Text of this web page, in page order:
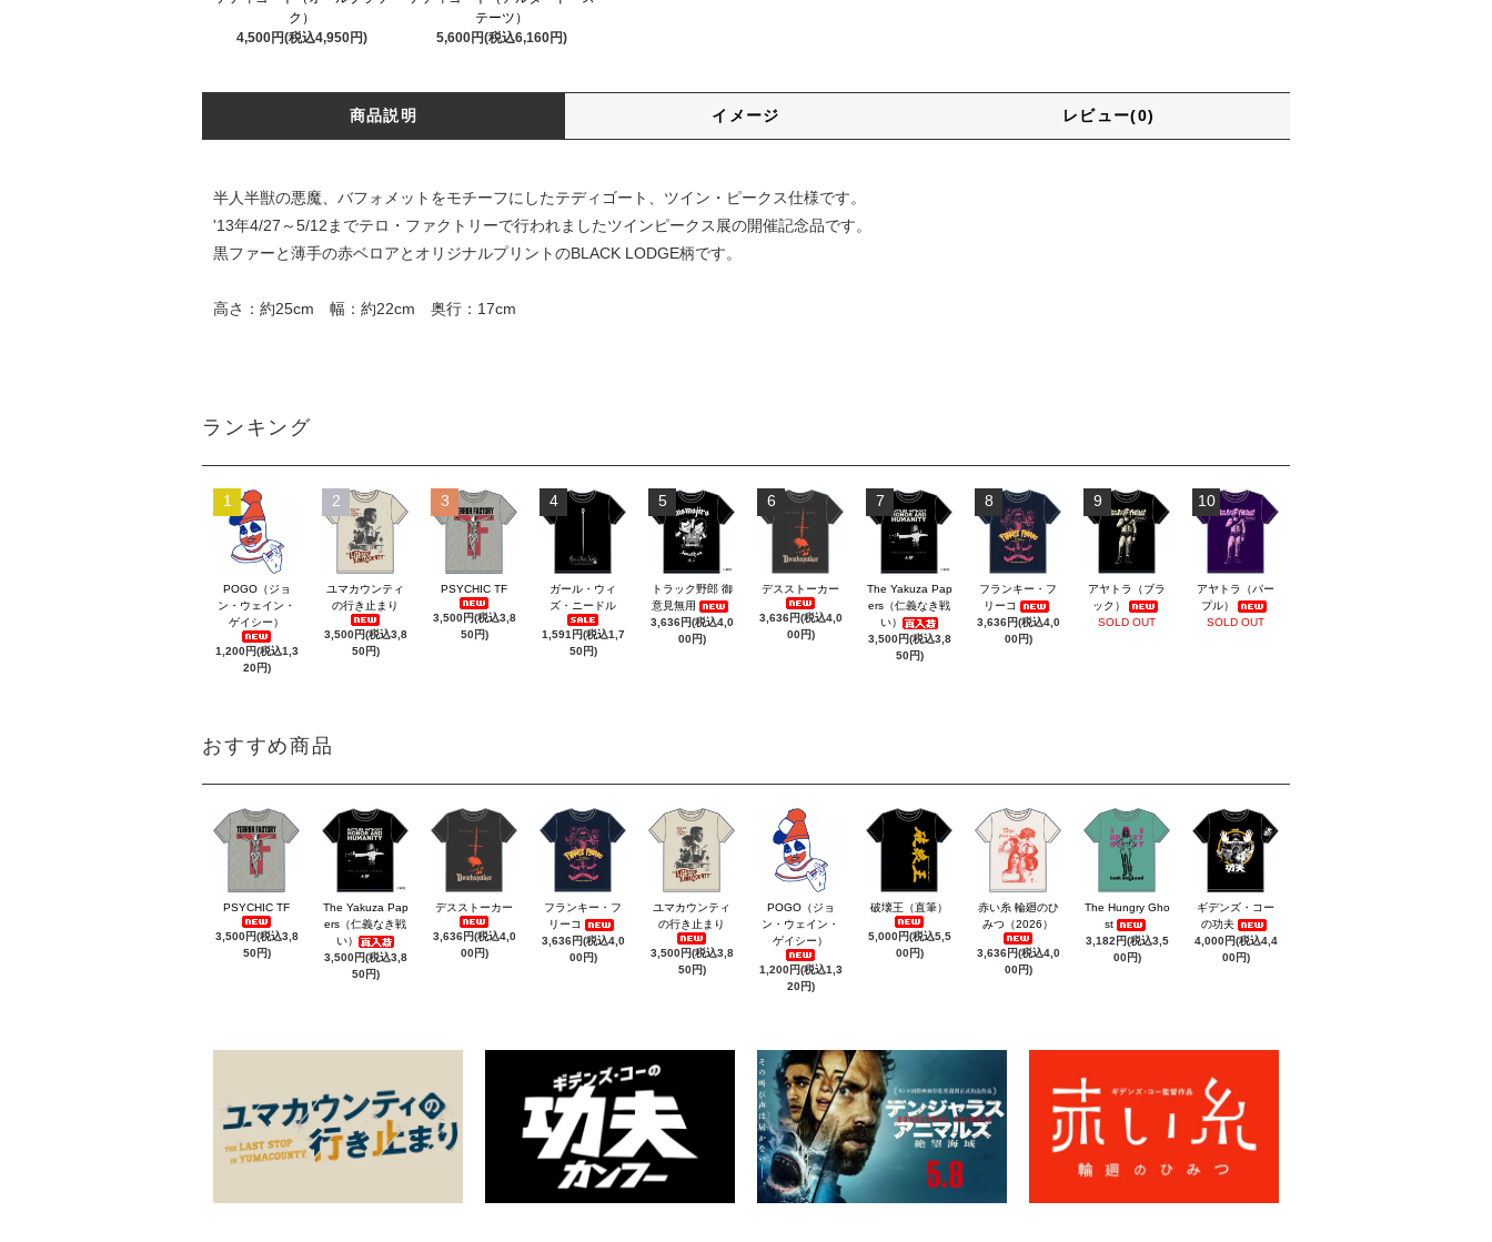
ク）
4,500円(税込4,950円)
テーツ）
5,600円(税込6,160円)
商品説明 イメージ レビュー(0)
半人半獣の悪魔、バフォメットをモチーフにしたテディゴート、ツイン・ピークス仕様です。
'13年4/27～5/12までテロ・ファクトリーで行われましたツインピークス展の開催記念品です。
黒ファーと薄手の赤ベロアとオリジナルプリントのBLACK LODGE柄です。
高さ：約25cm 幅：約22cm 奥行：17cm
ランキング
1
POGO（ジョ
ン・ウェイン・
ゲイシー）
1,200円(税込1,3
20円)
2
ユマカウンティ
の行き止まり
3,500円(税込3,8
50円)
3
PSYCHIC TF
3,500円(税込3,8
50円)
4
ガール・ウィ
ズ・ニードル
1,591円(税込1,7
50円)
5
トラック野郎 御
意見無用
3,636円(税込4,0
00円)
6
デスストーカー
3,636円(税込4,0
00円)
7
The Yakuza Pap
ers（仁義なき戦
い）
3,500円(税込3,8
50円)
8
フランキー・フ
リーコ
3,636円(税込4,0
00円)
9
アヤトラ（ブラ
ック）
SOLD OUT
10
アヤトラ（パー
プル）
SOLD OUT
おすすめ商品
PSYCHIC TF
3,500円(税込3,8
50円)
The Yakuza Pap
ers（仁義なき戦
い）
3,500円(税込3,8
50円)
デスストーカー
3,636円(税込4,0
00円)
フランキー・フ
リーコ
3,636円(税込4,0
00円)
ユマカウンティ
の行き止まり
3,500円(税込3,8
50円)
POGO（ジョ
ン・ウェイン・
ゲイシー）
1,200円(税込1,3
20円)
破壊王（直筆）
5,000円(税込5,5
00円)
赤い糸 輪廻のひ
みつ（2026）
3,636円(税込4,0
00円)
The Hungry Gho
st
3,182円(税込3,5
00円)
ギデンズ・コー
の功夫
4,000円(税込4,4
00円)